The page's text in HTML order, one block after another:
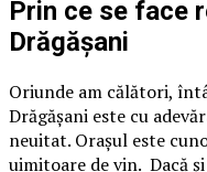
Prin ce se face
Drăgășani
Oriunde am călători,
Drăgășani este cu
neuitat. Orașul este
uimitoare de vin. Dacă